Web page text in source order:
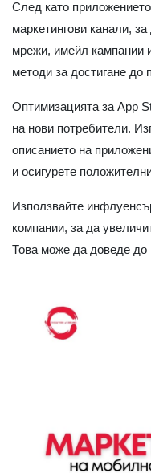
След като
маркетингови канали,
мрежи, имейл кампании
методи за достигане до
Оптимизацията за App
на нови потребители.
описанието на
и осигурете
Използвайте
компании, за да
Това може да доведе до